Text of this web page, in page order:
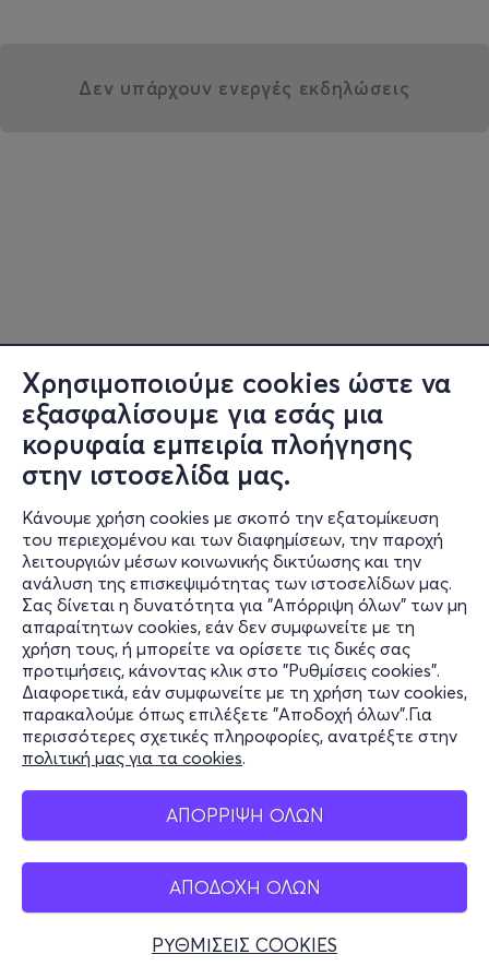
Χρησιμοποιούμε cookies ώστε να
εξασφαλίσουμε για εσάς μια
κορυφαία εμπειρία πλοήγησης
στην ιστοσελίδα μας.
Κάνουμε χρήση cookies με σκοπό την εξατομίκευση
του περιεχομένου και των διαφημίσεων, την παροχή
λειτουργιών μέσων κοινωνικής δικτύωσης και την
ανάλυση της επισκεψιμότητας των ιστοσελίδων μας.
Σας δίνεται η δυνατότητα για "Απόρριψη όλων" των μη
απαραίτητων cookies, εάν δεν συμφωνείτε με τη
χρήση τους, ή μπορείτε να ορίσετε τις δικές σας
προτιμήσεις, κάνοντας κλικ στο "Ρυθμίσεις cookies".
Διαφορετικά, εάν συμφωνείτε με τη χρήση των cookies,
παρακαλούμε όπως επιλέξετε "Αποδοχή όλων".Για
περισσότερες σχετικές πληροφορίες, ανατρέξτε στην
πολιτική μας για τα cookies.
ΑΠΟΡΡΙΨΗ ΟΛΩΝ
ΑΠΟΔΟΧΗ ΟΛΩΝ
ΡΥΘΜΙΣΕΙΣ COOKIES
Δεν υπάρχουν ενεργές εκδηλώσεις